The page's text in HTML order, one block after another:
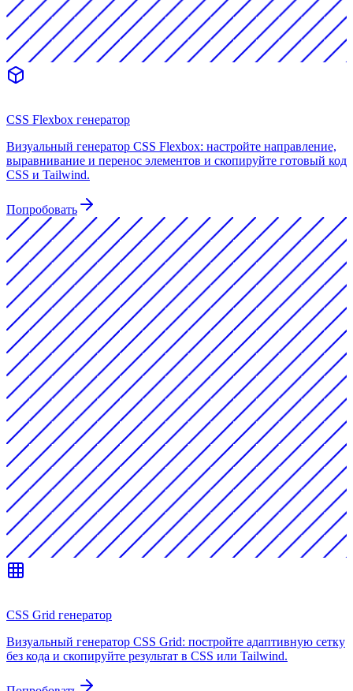
CSS Flexbox генератор
Визуальный генератор CSS Flexbox: настройте направление,
выравнивание и перенос элементов и скопируйте готовый код
CSS и Tailwind.
Попробовать
CSS Grid генератор
Визуальный генератор CSS Grid: постройте адаптивную сетку
без кода и скопируйте результат в CSS или Tailwind.